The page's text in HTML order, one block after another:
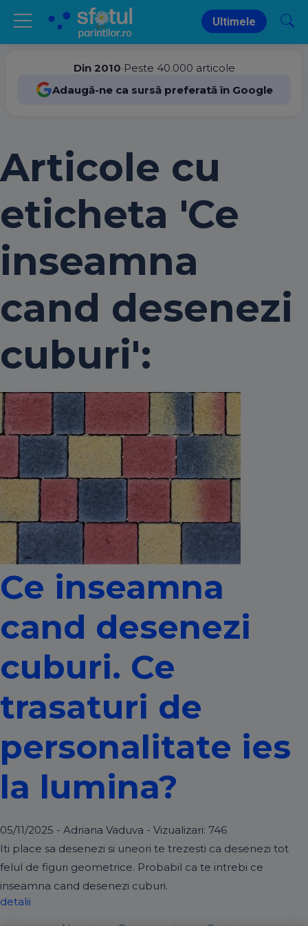
Ultimele
Din 2010•Peste 40.000 articole
Adaugă-ne ca sursă preferată în Google
Articole cu
eticheta 'Ce
inseamna
cand desenezi
cuburi':
Ce inseamna
cand desenezi
cuburi. Ce
trasaturi de
personalitate ies
la lumina?
05/11/2025 - Adriana Vaduva - Vizualizari: 746
Iti place sa desenezi si uneori te trezesti ca desenezi tot
felul de figuri geometrice. Probabil ca te intrebi ce
inseamna cand desenezi cuburi.
detalii